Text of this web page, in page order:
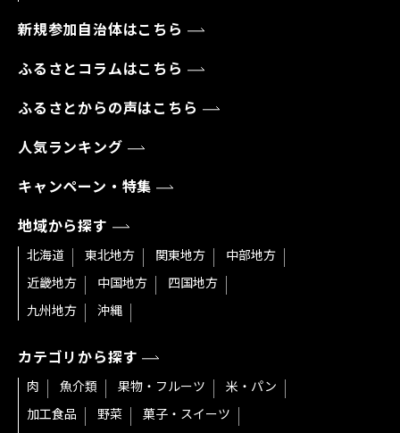
新規参加自治体はこちら
ふるさとコラムはこちら
ふるさとからの声はこちら
人気ランキング
キャンペーン・特集
地域から探す
北海道 東北地方 関東地方
中部地方
近畿地方
中国地方
四国地方
九州地方
沖縄
カテゴリから探す
肉 魚介類 果物・フルーツ
米・パン
加工食品
野菜
菓子・スイーツ